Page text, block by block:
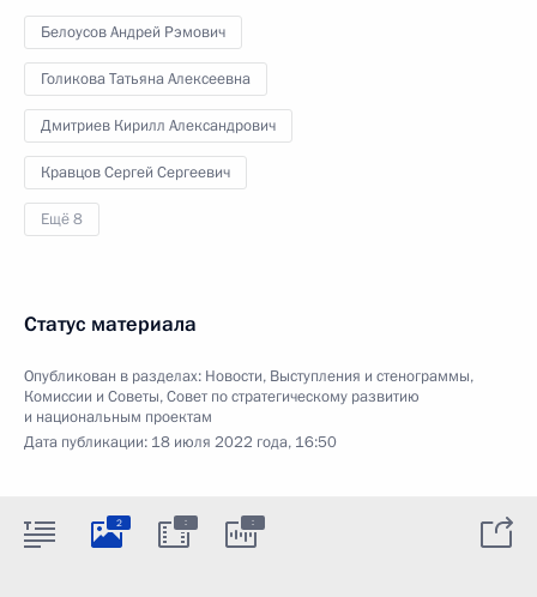
Белоусов Андрей Рэмович
Голикова Татьяна Алексеевна
Дмитриев Кирилл Александрович
Кравцов Сергей Сергеевич
Ещё 8
Статус материала
Опубликован в разделах: Новости, Выступления и стенограммы,
Комиссии и Советы,Совет по стратегическому развитию
и национальным проектам
Дата публикации: 18 июля 2022 года, 16:50
2 : :